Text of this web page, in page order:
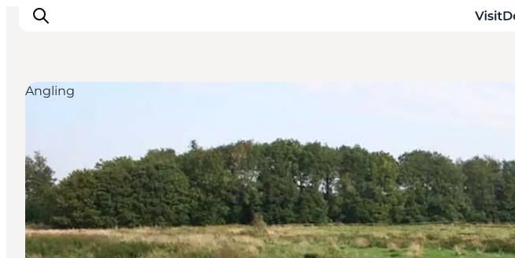
Destinations
Quoi faire
Hébergements
Planifiez votre voyage
Angling